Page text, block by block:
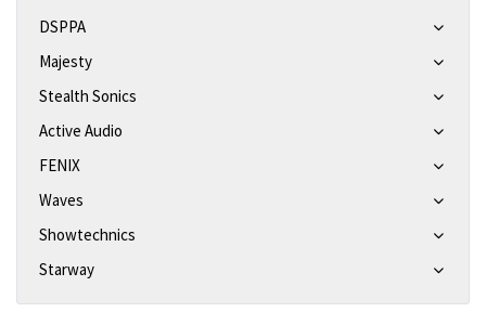
DSPPA
Majesty
Stealth Sonics
Active Audio
FENIX
Waves
Showtechnics
Starway